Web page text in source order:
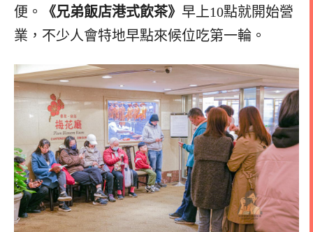
便。
《兄弟飯店港式飲茶》 早上10點就開始營
業，不少人會特地早點來候位吃第一輪。